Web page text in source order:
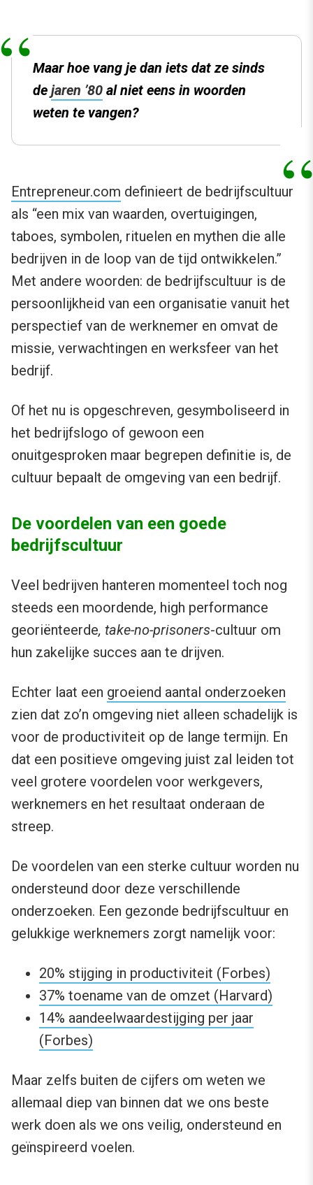
Maar hoe vang je dan iets dat ze sinds
de jaren ’80 al niet eens in woorden
weten te vangen?
Entrepreneur.com definieert de bedrijfscultuur
als “een mix van waarden, overtuigingen,
taboes, symbolen, rituelen en mythen die alle
bedrijven in de loop van de tijd ontwikkelen.”
Met andere woorden: de bedrijfscultuur is de
persoonlijkheid van een organisatie vanuit het
perspectief van de werknemer en omvat de
missie, verwachtingen en werksfeer van het
bedrijf.
Of het nu is opgeschreven, gesymboliseerd in
het bedrijfslogo of gewoon een
onuitgesproken maar begrepen definitie is, de
cultuur bepaalt de omgeving van een bedrijf.
De voordelen van een goede
bedrijfscultuur
Veel bedrijven hanteren momenteel toch nog
steeds een moordende, high performance
georiënteerde, take-no-prisoners-cultuur om
hun zakelijke succes aan te drijven.
Echter laat een groeiend aantal onderzoeken
zien dat zo’n omgeving niet alleen schadelijk is
voor de productiviteit op de lange termijn. En
dat een positieve omgeving juist zal leiden tot
veel grotere voordelen voor werkgevers,
werknemers en het resultaat onderaan de
streep.
De voordelen van een sterke cultuur worden nu
ondersteund door deze verschillende
onderzoeken. Een gezonde bedrijfscultuur en
gelukkige werknemers zorgt namelijk voor:
20% stijging in productiviteit (Forbes)
37% toename van de omzet (Harvard)
14% aandeelwaardestijging per jaar
(Forbes)
Maar zelfs buiten de cijfers om weten we
allemaal diep van binnen dat we ons beste
werk doen als we ons veilig, ondersteund en
geïnspireerd voelen.